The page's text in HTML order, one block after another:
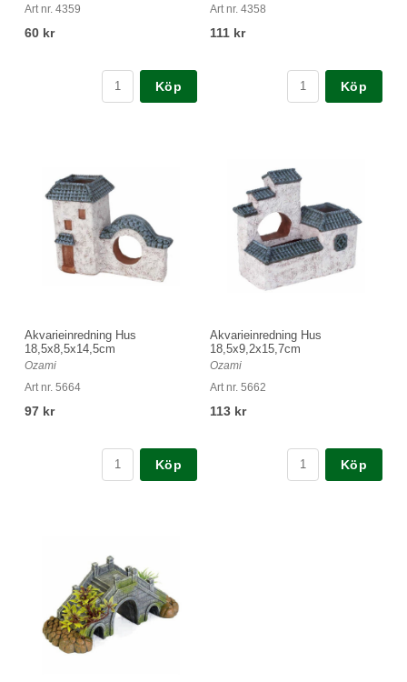
Art nr. 4359
60 kr
Köp
Art nr. 4358
111 kr
Köp
Akvarieinredning Hus
18,5x8,5x14,5cm
Ozami
Art nr. 5664
97 kr
Köp
Akvarieinredning Hus
18,5x9,2x15,7cm
Ozami
Art nr. 5662
113 kr
Köp